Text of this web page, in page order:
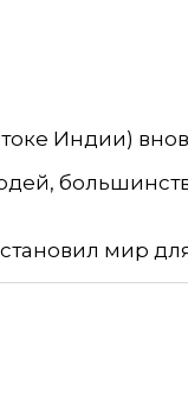
Индии)
мир